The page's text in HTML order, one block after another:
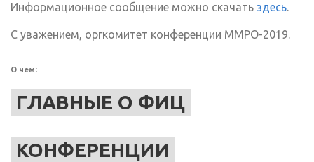
Информационное сообщение можно скачать здесь.
С уважением, оргкомитет конференции ММРО-2019.
О чем:
ГЛАВНЫЕ О ФИЦ
КОНФЕРЕНЦИИ